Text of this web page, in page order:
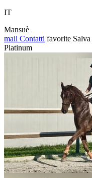
IT
Mansuè
mail Contatti favorite Salva
Platinum